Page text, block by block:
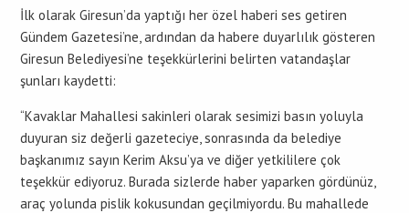
İlk olarak Giresun’da yaptığı her özel haberi ses getiren
Gündem Gazetesi’ne, ardından da habere duyarlılık gösteren
Giresun Belediyesi’ne teşekkürlerini belirten vatandaşlar
şunları kaydetti:
“Kavaklar Mahallesi sakinleri olarak sesimizi basın yoluyla
duyuran siz değerli gazeteciye, sonrasında da belediye
başkanımız sayın Kerim Aksu’ya ve diğer yetkililere çok
teşekkür ediyoruz. Burada sizlerde haber yaparken gördünüz,
araç yolunda pislik kokusundan geçilmiyordu. Bu mahallede